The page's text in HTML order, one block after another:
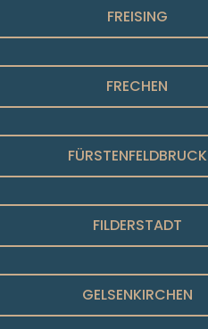
FREISING
FRECHEN
FÜRSTENFELDBRUCK
FILDERSTADT
GELSENKIRCHEN